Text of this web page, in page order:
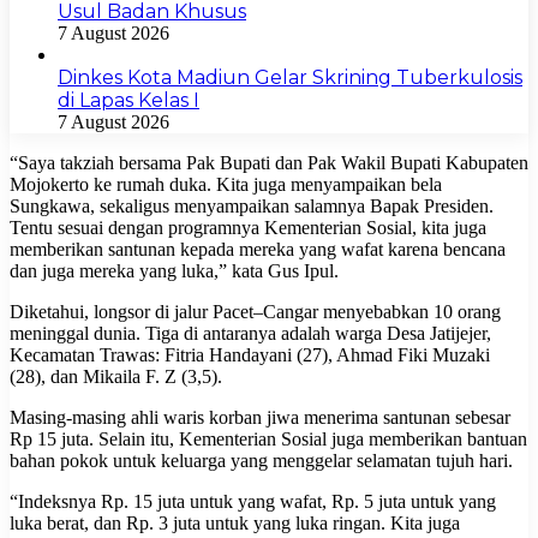
Usul Badan Khusus
7 August 2026
Dinkes Kota Madiun Gelar Skrining Tuberkulosis
di Lapas Kelas I
7 August 2026
“Saya takziah bersama Pak Bupati dan Pak Wakil Bupati Kabupaten
Mojokerto ke rumah duka. Kita juga menyampaikan bela
Sungkawa, sekaligus menyampaikan salamnya Bapak Presiden.
Tentu sesuai dengan programnya Kementerian Sosial, kita juga
memberikan santunan kepada mereka yang wafat karena bencana
dan juga mereka yang luka,” kata Gus Ipul.
Diketahui, longsor di jalur Pacet–Cangar menyebabkan 10 orang
meninggal dunia. Tiga di antaranya adalah warga Desa Jatijejer,
Kecamatan Trawas: Fitria Handayani (27), Ahmad Fiki Muzaki
(28), dan Mikaila F. Z (3,5).
Masing-masing ahli waris korban jiwa menerima santunan sebesar
Rp 15 juta. Selain itu, Kementerian Sosial juga memberikan bantuan
bahan pokok untuk keluarga yang menggelar selamatan tujuh hari.
“Indeksnya Rp. 15 juta untuk yang wafat, Rp. 5 juta untuk yang
luka berat, dan Rp. 3 juta untuk yang luka ringan. Kita juga